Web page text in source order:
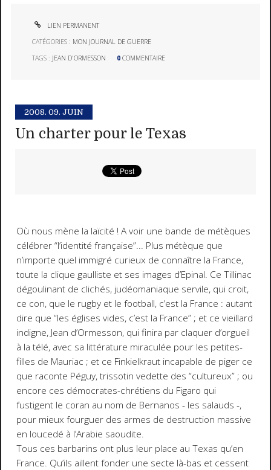
LIEN PERMANENT
CATÉGORIES : MON JOURNAL DE GUERRE
TAGS : JEAN D'ORMESSON 0 COMMENTAIRE
2008. 09. JUIN
Un charter pour le Texas
Où nous mène la laïcité ! A voir une bande de métèques
célébrer “l’identité française”... Plus métèque que
n’importe quel immigré curieux de connaître la France,
toute la clique gaulliste et ses images d’Epinal. Ce Tillinac
dégoulinant de clichés, judéomaniaque servile, qui croit,
ce con, que le rugby et le football, c’est la France : autant
dire que “les églises vides, c’est la France” ; et ce vieillard
indigne, Jean d’Ormesson, qui finira par claquer d’orgueil
à la télé, avec sa littérature miraculée pour les petites-
filles de Mauriac ; et ce Finkielkraut incapable de piger ce
que raconte Péguy, trissotin vedette des “cultureux” ; ou
encore ces démocrates-chrétiens du Figaro qui
fustigent le coran au nom de Bernanos - les salauds -,
pour mieux fourguer des armes de destruction massive
en loucedé à l’Arabie saoudite.
Tous ces barbarins ont plus leur place au Texas qu’en
France. Qu’ils aillent fonder une secte là-bas et cessent